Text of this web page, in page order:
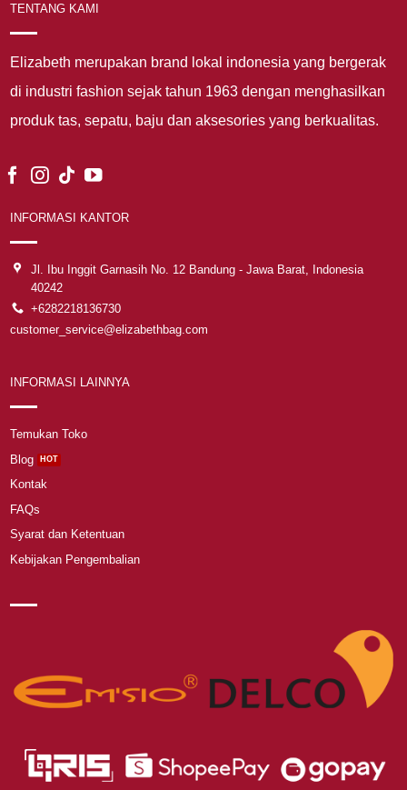
TENTANG KAMI
Elizabeth merupakan brand lokal indonesia yang bergerak
di industri fashion sejak tahun 1963 dengan menghasilkan
produk tas, sepatu, baju dan aksesories yang berkualitas.
INFORMASI KANTOR
Jl. Ibu Inggit Garnasih No. 12 Bandung - Jawa Barat, Indonesia
40242
+6282218136730
customer_service@elizabethbag.com
INFORMASI LAINNYA
Temukan Toko
Blog
Kontak
FAQs
Syarat dan Ketentuan
Kebijakan Pengembalian